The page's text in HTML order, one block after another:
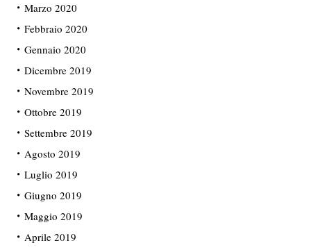
Marzo 2020
Febbraio 2020
Gennaio 2020
Dicembre 2019
Novembre 2019
Ottobre 2019
Settembre 2019
Agosto 2019
Luglio 2019
Giugno 2019
Maggio 2019
Aprile 2019